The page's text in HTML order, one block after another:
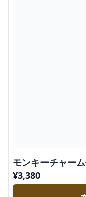
モンキーチャー
¥3,380